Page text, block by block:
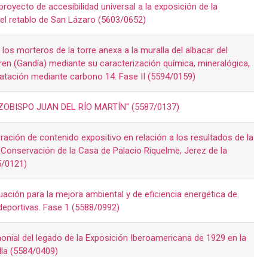
de accesibilidad universal a la exposición de la
retablo de San Lázaro (5603/0652)
morteros de la torre anexa a la muralla del albacar del
(Gandía) mediante su caracterización química, mineralógica,
mediante carbono 14. Fase II (5594/0159)
JUAN DEL RÍO MARTÍN" (5587/0137)
de contenido expositivo en relación a los resultados de la
de la Casa de Palacio Riquelme, Jerez de la
0121)
para la mejora ambiental y de eficiencia energética de
Fase 1 (5588/0992)
del legado de la Exposición Iberoamericana de 1929 en la
(5584/0409)